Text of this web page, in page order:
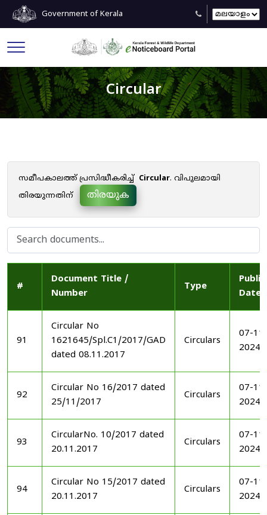
Government of Kerala
Circular
സമീപകാലത്ത് പ്രസിദ്ധീകരിച്ച് Circular. വിപുലമായി
തിരയുന്നതിന്
തിരയുക
#
Document Title /
Number
Type
Date
91
Circular No
1621645/Spl.C1/2017/GAD
dated 08.11.2017
Circulars
07-11-
2024
92
Circular No 16/2017 dated
25/11/2017
Circulars
07-11-
2024
93
CircularNo. 10/2017 dated
20.11.2017
Circulars
07-11-
2024
94
Circular No 15/2017 dated
20.11.2017
Circulars
07-11-
2024